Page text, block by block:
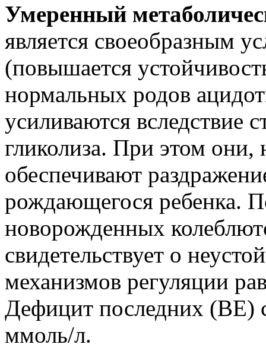
Умеренный
является своеобразным
(повышается
нормальных родов
усиливаются вследствие
гликолиза. При этом
обеспечивают
рождающегося ребенка.
новорожденных
свидетельствует о
механизмов регуляции
Дефицит последних
ммоль/л.